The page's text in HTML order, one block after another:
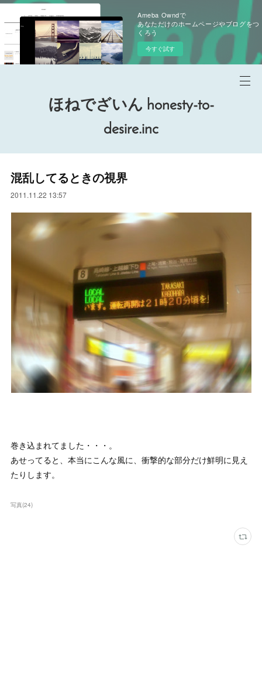
Ameba Owndで
あなただけのホームページやブログをつ
くろう
今すぐ試す
ほねでざいん honesty-to-
desire.inc
混乱してるときの視界
2011.11.22 13:57
巻き込まれてました・・・。
あせってると、本当にこんな風に、衝撃的な部分だけ鮮明に見え
たりします。
写真(24)